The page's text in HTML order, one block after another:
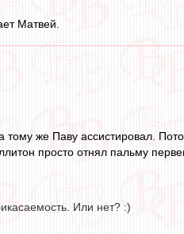
Матвей.
тому же Паву ассистировал.
просто отнял пальму
Или нет? :)